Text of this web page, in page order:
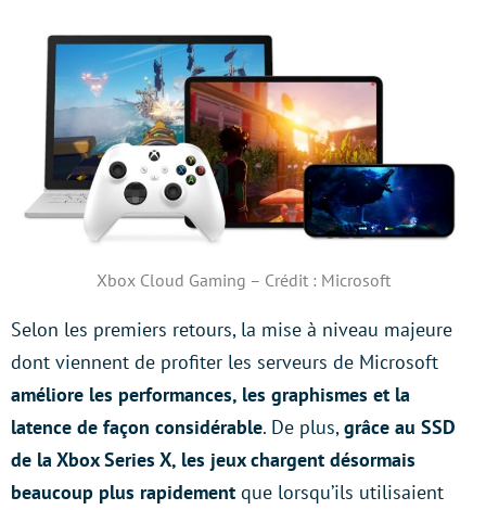
Xbox Cloud Gaming – Crédit : Microsoft
Selon les premiers retours, la mise à niveau majeure
dont viennent de profiter les serveurs de Microsoft
améliore les performances, les graphismes et la
latence de façon considérable. De plus,grâce au SSD
de la Xbox Series X, les jeux chargent désormais
beaucoup plus rapidement que lorsqu’ils utilisaient